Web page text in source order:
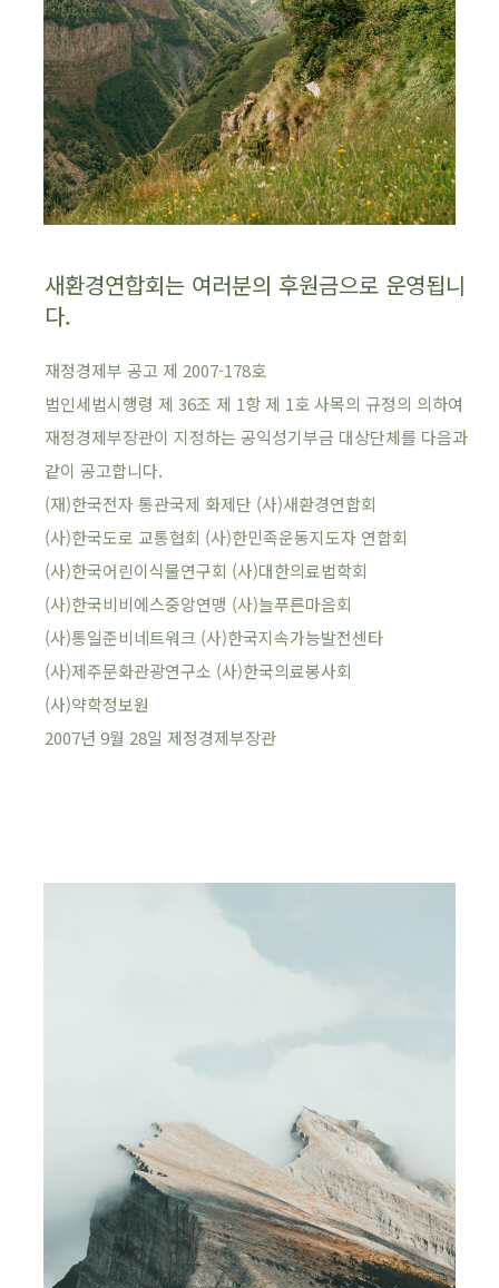
새환경연합회는 여러분의 후원금으로 운영됩니
다.
재정경제부 공고 제 2007-178호
법인세법시행령 제 36조 제 1항 제 1호 사목의 규정의 의하여
재정경제부장관이 지정하는 공익성기부금 대상단체를 다음과
같이 공고합니다.
(재)한국전자 통관국제 화제단 (사)새환경연합회
(사)한국도로 교통협회 (사)한민족운동지도자 연합회
(사)한국어린이식물연구회 (사)대한의료법학회
(사)한국비비에스중앙연맹 (사)늘푸른마음회
(사)통일준비네트워크 (사)한국지속가능발전센타
(사)제주문화관광연구소 (사)한국의료봉사회
(사)약학정보원
2007년 9월 28일 제정경제부장관